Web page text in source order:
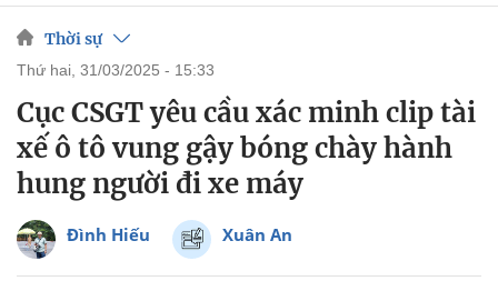
Thời sự
thứ hai, 31/03/2025 - 15:33
Cục CSGT yêu cầu xác minh clip tài
xế ô tô vung gậy bóng chày hành
hung người đi xe máy
Đình Hiếu Xuân An